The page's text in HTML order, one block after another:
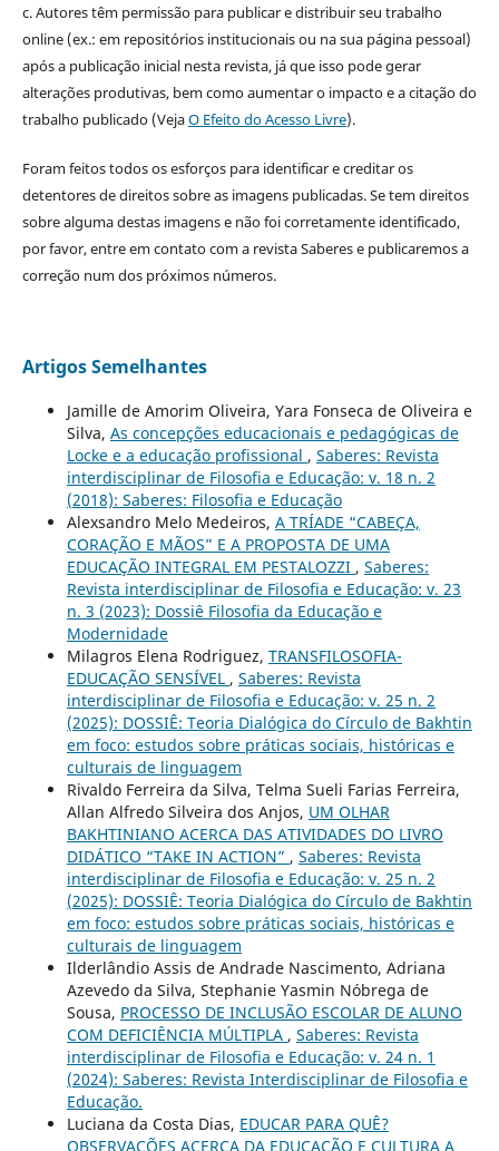
c. Autores têm permissão para publicar e distribuir seu trabalho
online (ex.: em repositórios institucionais ou na sua página pessoal)
após a publicação inicial nesta revista, já que isso pode gerar
alterações produtivas, bem como aumentar o impacto e a citação do
trabalho publicado (VejaO Efeito do Acesso Livre).
Foram feitos todos os esforços para identificar e creditar os
detentores de direitos sobre as imagens publicadas. Se tem direitos
sobre alguma destas imagens e não foi corretamente identificado,
por favor, entre em contato com a revista Saberes e publicaremos a
correção num dos próximos números.
Artigos Semelhantes
Jamille de Amorim Oliveira, Yara Fonseca de Oliveira e
Silva, As concepções educacionais e pedagógicas de
Locke e a educação profissional , Saberes: Revista
interdisciplinar de Filosofia e Educação: v. 18 n. 2
(2018): Saberes: Filosofia e Educação
Alexsandro Melo Medeiros, A TRÍADE “CABEÇA,
CORAÇÃO E MÃOS” E A PROPOSTA DE UMA
EDUCAÇÃO INTEGRAL EM PESTALOZZI , Saberes:
Revista interdisciplinar de Filosofia e Educação: v. 23
n. 3 (2023): Dossiê Filosofia da Educação e
Modernidade
Milagros Elena Rodriguez, TRANSFILOSOFIA-
EDUCAÇÃO SENSÍVEL , Saberes: Revista
interdisciplinar de Filosofia e Educação: v. 25 n. 2
(2025): DOSSIÊ: Teoria Dialógica do Círculo de Bakhtin
em foco: estudos sobre práticas sociais, históricas e
culturais de linguagem
Rivaldo Ferreira da Silva, Telma Sueli Farias Ferreira,
Allan Alfredo Silveira dos Anjos, UM OLHAR
BAKHTINIANO ACERCA DAS ATIVIDADES DO LIVRO
DIDÁTICO “TAKE IN ACTION” , Saberes: Revista
interdisciplinar de Filosofia e Educação: v. 25 n. 2
(2025): DOSSIÊ: Teoria Dialógica do Círculo de Bakhtin
em foco: estudos sobre práticas sociais, históricas e
culturais de linguagem
Ilderlândio Assis de Andrade Nascimento, Adriana
Azevedo da Silva, Stephanie Yasmin Nóbrega de
Sousa, PROCESSO DE INCLUSÃO ESCOLAR DE ALUNO
COM DEFICIÊNCIA MÚLTIPLA , Saberes: Revista
interdisciplinar de Filosofia e Educação: v. 24 n. 1
(2024): Saberes: Revista Interdisciplinar de Filosofia e
Educação.
Luciana da Costa Dias, EDUCAR PARA QUÊ?
OBSERVAÇÕES ACERCA DA EDUCAÇÃO E CULTURA A